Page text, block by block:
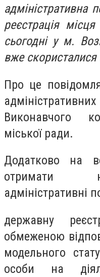
адміністративна
реєстрація
сьогодні у м.
вже
Про це
Виконавчого
міської ради.
Додатково на
отримати
адміністративні
державну
обмеженою
модельного
особи на